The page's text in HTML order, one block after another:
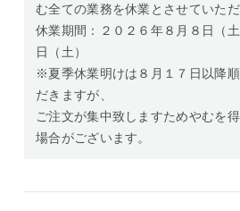
む全ての業務を休業とさせていただ
休業期間：２０２６年８月８日（
日（土）
※夏季休業明けは８月１７日以降
だきますが、
ご注文が集中致しますためやむを
場合がございます。